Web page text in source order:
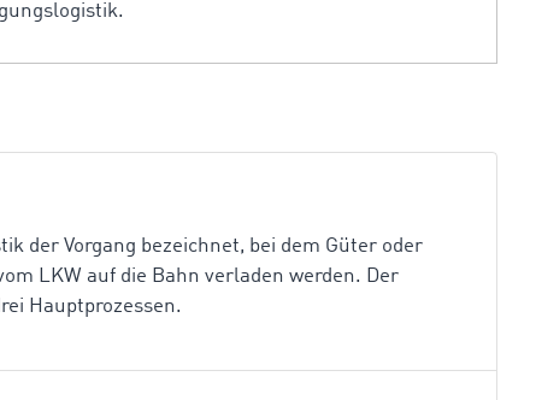
der Vorgang bezeichnet, bei dem Güter oder
LKW auf die Bahn verladen werden. Der
Hauptprozessen.